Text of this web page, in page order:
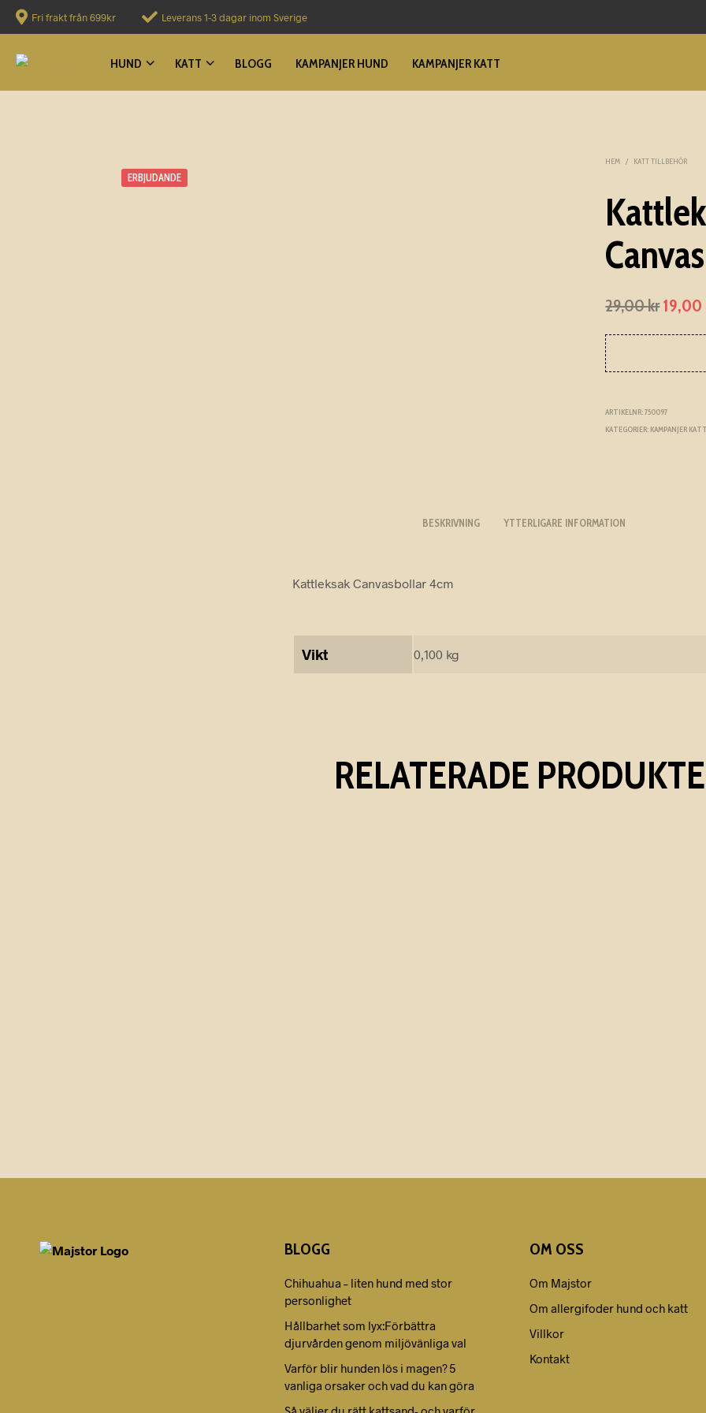
Fri frakt från 699kr Leverans 1-3 dagar inom Sverige
HUND KATT BLOGG KAMPANJER HUND KAMPANJER KATT
ERBJUDANDE
HEM / KATT TILLBEHÖR
29,00krDet
29,00
19,00
ARTIKELNR:750097
KATEGORIER: KAMPANJER
BESKRIVNING YTTERLIGARE INFORMATION
Kattleksak Canvasbollar 4cm
Vikt 0,100 kg
RELATERADE
BLOGG
Chihuahua – liten hund med stor
personlighet
Hållbarhet som lyx:Förbättra
djurvården genom miljövänliga val
Varför blir hunden lös i magen? 5
vanliga orsaker och vad du kan göra
OM OSS
Om Majstor
Om allergifoder hund och katt
Villkor
Kontakt